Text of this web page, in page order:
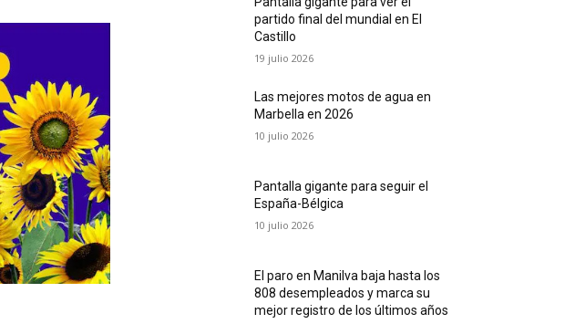
partido final del mundial en El
Castillo
19 julio 2026
Las mejores motos de agua en
Marbella en 2026
10 julio 2026
Pantalla gigante para seguir el
España-Bélgica
10 julio 2026
El paro en Manilva baja hasta los
808 desempleados y marca su
mejor registro de los últimos años